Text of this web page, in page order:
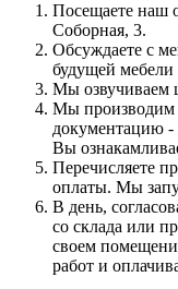
Посещаете наш
Соборная, 3.
Обсуждаете с
будущей мебели
Мы озвучиваем
Мы производим
документацию -
Вы
Перечисляете
оплаты. Мы
В день,
со склада или
своем
работ и